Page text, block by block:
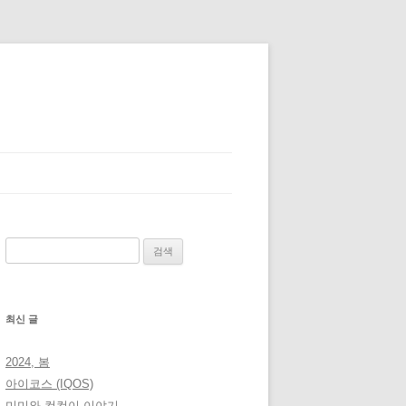
최신 글
2024, 봄
아이코스 (IQOS)